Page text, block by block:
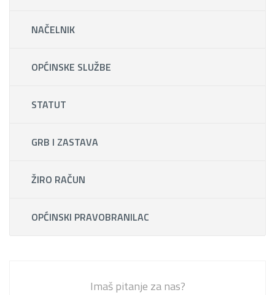
NAČELNIK
OPĆINSKE SLUŽBE
STATUT
GRB I ZASTAVA
ŽIRO RAČUN
OPĆINSKI PRAVOBRANILAC
Imaš pitanje za nas?